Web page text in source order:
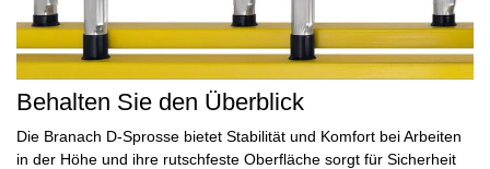
Behalten Sie den Überblick
Die Branach D-Sprosse bietet Stabilität und Komfort bei Arbeiten
in der Höhe und ihre rutschfeste Oberfläche sorgt für Sicherheit